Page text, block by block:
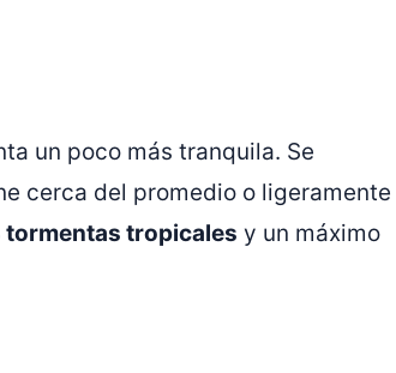
un poco más tranquila. Se
cerca del promedio o ligeramente
tormentas tropicales y un máximo